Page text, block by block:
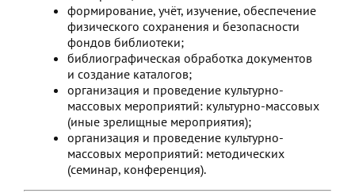
формирование, учёт, изучение, обеспечение
физического сохранения и безопасности
фондов библиотеки;
библиографическая обработка документов
и создание каталогов;
организация и проведение культурно-
массовых мероприятий: культурно-массовых
(иные зрелищные мероприятия);
организация и проведение культурно-
массовых мероприятий: методических
(семинар, конференция).